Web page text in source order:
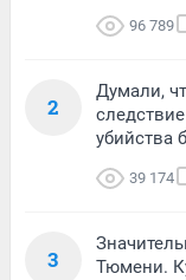
96 789
2
Думали,
убийства
39 174
3
Тюмени.